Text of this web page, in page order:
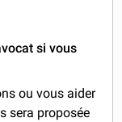
si vous
ou vous aider
sera proposée